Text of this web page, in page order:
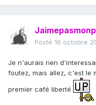
Posté 16 octobre
Je n'aurais rien
foutez, mais allez, c'est le
premier café liberté